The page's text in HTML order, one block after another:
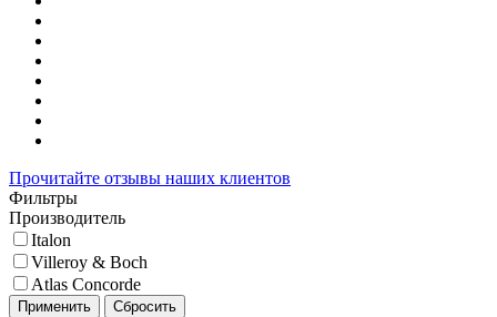
Прочитайте отзывы наших клиентов
Фильтры
Производитель
Italon
Villeroy & Boch
Atlas Concorde
Применить Сбросить